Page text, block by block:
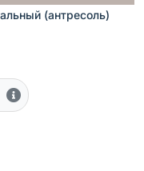
(антресоль)